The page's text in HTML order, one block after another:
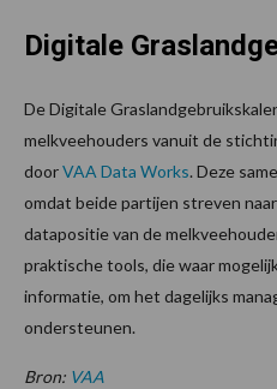
Digitale
De Digitale
melkveehouders vanuit de
doorVAA Data Works. Deze
omdat beide partijen streven
datapositie van de
praktische tools, die waar
informatie, om het dagelijks
ondersteunen.
Bron: VAA